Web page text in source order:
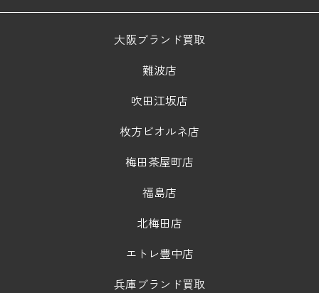
大阪ブランド買取
難波店
吹田江坂店
枚方ビオルネ店
梅田茶屋町店
福島店
北梅田店
エトレ豊中店
兵庫ブランド買取